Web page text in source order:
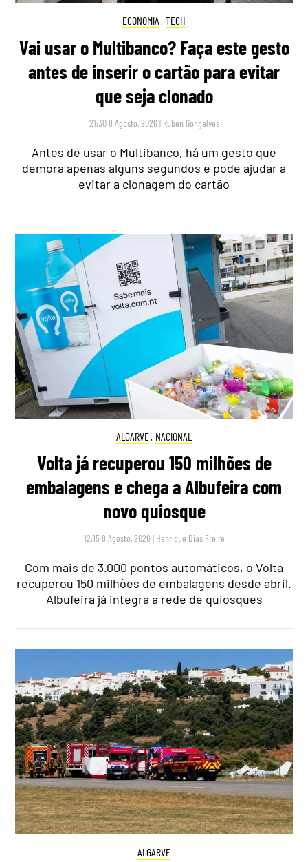
ECONOMIA , TECH
Vai usar o Multibanco? Faça este gesto
antes de inserir o cartão para evitar
que seja clonado
21:30 8 Agosto, 2026 | Rubén Gonçalves
Antes de usar o Multibanco, há um gesto que
demora apenas alguns segundos e pode ajudar a
evitar a clonagem do cartão
ALGARVE, NACIONAL
Volta já recuperou 150 milhões de
embalagens e chega a Albufeira com
novo quiosque
12:15 8 Agosto, 2026 | Henrique Dias Freire
Com mais de 3.000 pontos automáticos, o Volta
recuperou 150 milhões de embalagens desde abril.
Albufeira já integra a rede de quiosques
ALGARVE